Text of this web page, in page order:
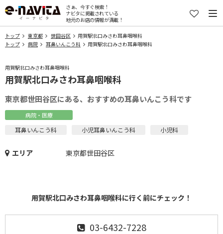
さぁ、今すぐ検索！
ナビタに掲載されている
地元のお店の情報が満載！
トップ 東京都 世田谷区
用賀駅北口みさわ耳鼻咽喉科
トップ
病院 耳鼻いんこう科 用賀駅北口みさわ耳鼻咽喉科
用賀駅北口みさわ耳鼻咽喉科
用賀駅北口みさわ耳鼻咽喉科
東京都世田谷区にある、おすすめの耳鼻いんこう科です
病院・医療
耳鼻いんこう科 小児耳鼻いんこう科 小児科
エリア 東京都世田谷区
用賀駅北口みさわ耳鼻咽喉科に行く前にチェック！
03-6432-7228